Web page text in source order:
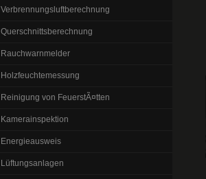
Verbrennungsluftberechnung
Querschnittsberechnung
Rauchwarnmelder
Holzfeuchtemessung
Reinigung von FeuerstÃ¤tten
Kamerainspektion
Energieausweis
Lüftungsanlagen